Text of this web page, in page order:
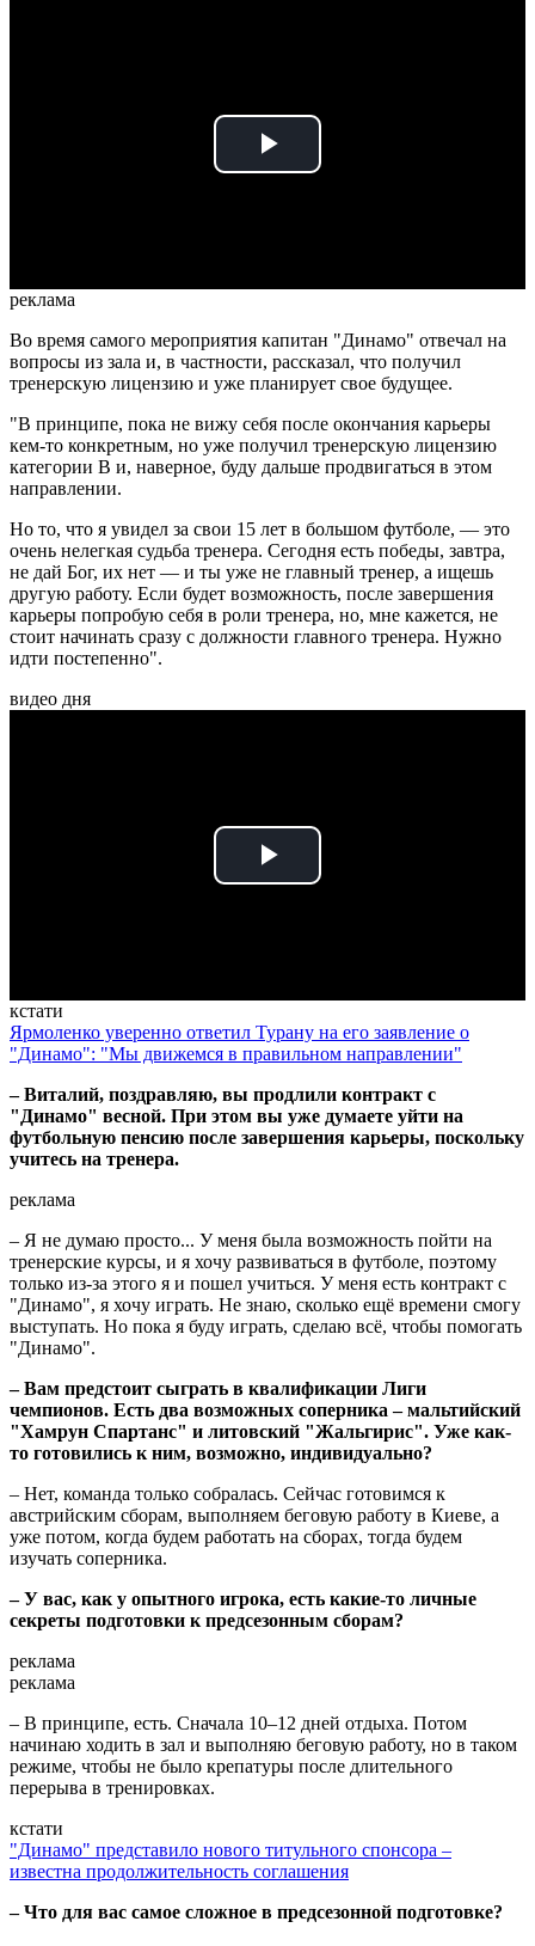
Play
реклама
Во время самого мероприятия капитан "Динамо" отвечал на
вопросы из зала и, в частности, рассказал, что получил
тренерскую лицензию и уже планирует свое будущее.
"В принципе, пока не вижу себя после окончания карьеры
кем-то конкретным, но уже получил тренерскую лицензию
категории В и, наверное, буду дальше продвигаться в этом
направлении.
Но то, что я увидел за свои 15 лет в большом футболе, — это
очень нелегкая судьба тренера. Сегодня есть победы, завтра,
не дай Бог, их нет — и ты уже не главный тренер, а ищешь
другую работу. Если будет возможность, после завершения
карьеры попробую себя в роли тренера, но, мне кажется, не
стоит начинать сразу с должности главного тренера. Нужно
идти постепенно".
видео дня
Play
кстати
Ярмоленко уверенно ответил Турану на его заявление о
"Динамо": "Мы движемся в правильном направлении"
– Виталий, поздравляю, вы продлили контракт с
"Динамо" весной. При этом вы уже думаете уйти на
футбольную пенсию после завершения карьеры, поскольку
учитесь на тренера.
реклама
– Я не думаю просто... У меня была возможность пойти на
тренерские курсы, и я хочу развиваться в футболе, поэтому
только из-за этого я и пошел учиться. У меня есть контракт с
"Динамо", я хочу играть. Не знаю, сколько ещё времени смогу
выступать. Но пока я буду играть, сделаю всё, чтобы помогать
"Динамо".
– Вам предстоит сыграть в квалификации Лиги
чемпионов. Есть два возможных соперника – мальтийский
"Хамрун Спартанс" и литовский "Жальгирис". Уже как-
то готовились к ним, возможно, индивидуально?
– Нет, команда только собралась. Сейчас готовимся к
австрийским сборам, выполняем беговую работу в Киеве, а
уже потом, когда будем работать на сборах, тогда будем
изучать соперника.
– У вас, как у опытного игрока, есть какие-то личные
секреты подготовки к предсезонным сборам?
реклама
реклама
– В принципе, есть. Сначала 10–12 дней отдыха. Потом
начинаю ходить в зал и выполняю беговую работу, но в таком
режиме, чтобы не было крепатуры после длительного
перерыва в тренировках.
кстати
"Динамо" представило нового титульного спонсора –
известна продолжительность соглашения
– Что для вас самое сложное в предсезонной подготовке?